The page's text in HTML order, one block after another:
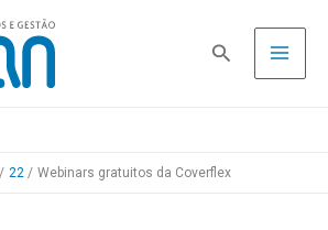
Pesquisa
22 Webinars gratuitos da Coverflex